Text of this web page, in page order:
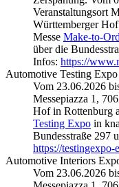
Veranstaltungsort
Württemberger
Messe Make-to-
über die
Infos: https://
Automotive Testing Expo
Vom 23.06.2026
Messepiazza 1,
Hof in Rottenburg
Testing Expo in
Bundesstraße 297
https://testingexpo-
Automotive Interiors
Vom 23.06.2026